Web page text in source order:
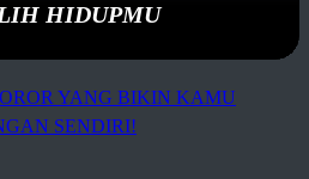
HIDUPMU